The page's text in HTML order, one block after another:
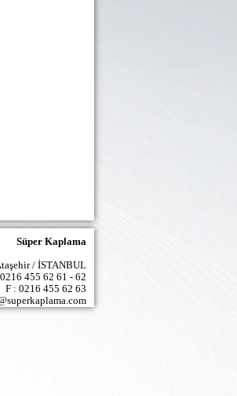
Süper Kaplama
/ İSTANBUL
455 62 61 - 62
F : 0216 455 62 63